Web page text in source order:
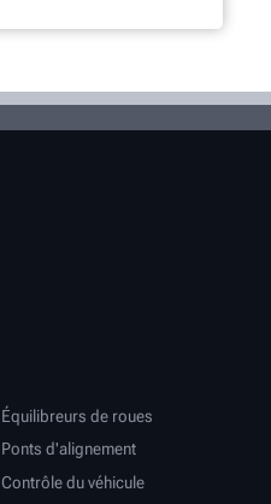
Équilibreurs de roues
Ponts d'alignement
Contrôle du véhicule